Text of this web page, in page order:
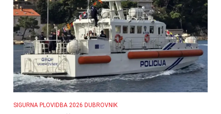
SIGURNA PLOVIDBA 2026 DUBROVNIK